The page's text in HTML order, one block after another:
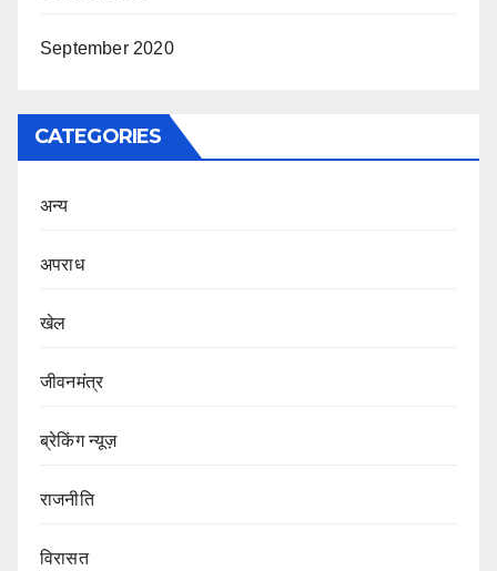
September 2020
CATEGORIES
अन्य
अपराध
खेल
जीवनमंत्र
ब्रेकिंग न्यूज़
राजनीति
‍‍विरासत